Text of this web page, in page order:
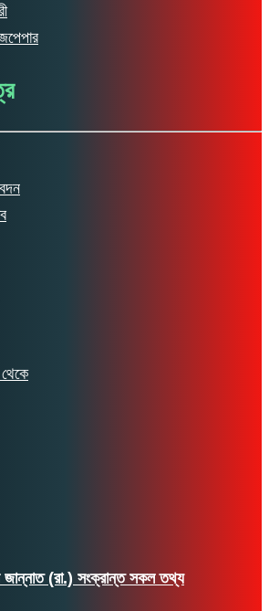
জান্নাত (রা.) সংক্রান্ত সকল তথ্য